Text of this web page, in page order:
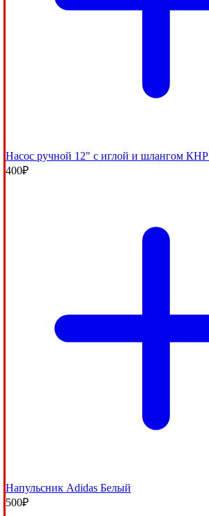
Насос ручной 12" с иглой и шлангом
400₽
Напульсник Adidas Белый
500₽